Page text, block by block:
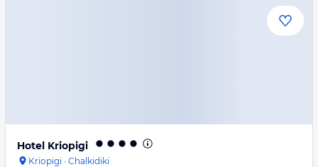
Hotel Kriopigi
Kriopigi · Chalkidiki